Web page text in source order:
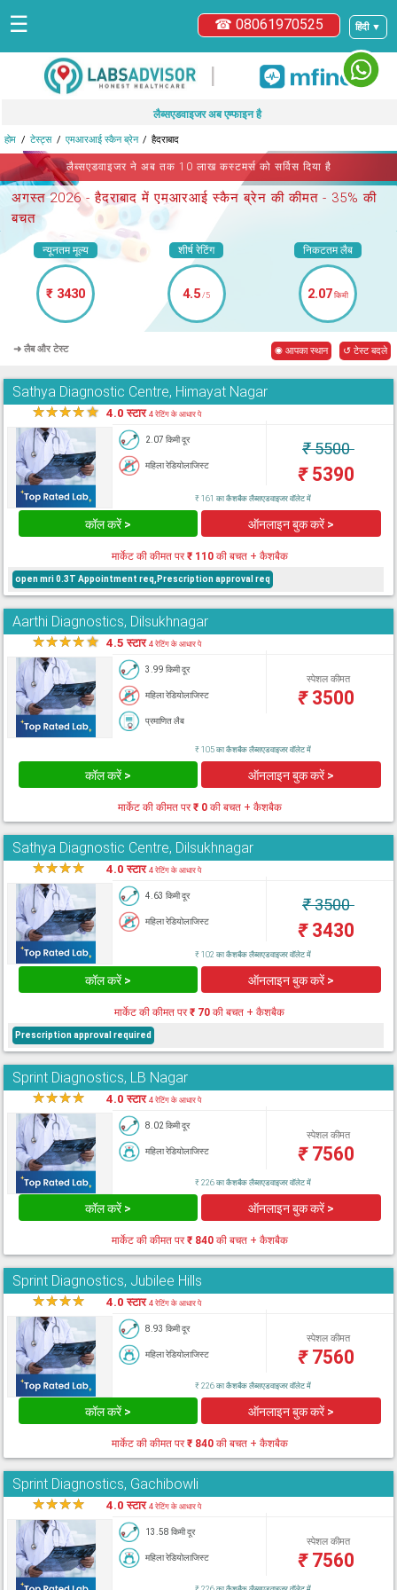
हिंदी ▼
☎ 08061970525
☰
|
लैब्सएडवाइजर अब एम्फाइन है
होम टेस्ट्स एमआरआई स्कैन ब्रेन हैदराबाद
लैब्सएडवाइजर ने अब तक 10 लाख कस्टमर्स को सर्विस दिया है
अगस्त 2026 -हैदराबाद में एमआरआई स्कैन ब्रेन की कीमत - 35% की
बचत
न्यूनतम मूल्य
₹ 3430
शीर्ष रेटिंग
4.5/5
निकटतम लैब
2.07 किमी
➜ लैब और टेस्ट ◉ आपका स्थान ↺ टेस्ट बदले
Sathya Diagnostic Centre, Himayat Nagar
★★★★★ 4.0 स्टार4 रेटिंग के आधार पे
2.07 किमी दूर
महिला रेडियोलाजिस्ट
₹5500
₹5390
₹ 161 का कैशबैक लैब्सएडवाइजर वॉलेट में
कॉल करें > ऑनलाइन बुक करें >
मार्केट की कीमत पर₹ 110की बचत + कैशबैक
open mri 0.3T Appointment req,Prescription approval req
Aarthi Diagnostics, Dilsukhnagar
★★★★★ 4.5 स्टार4 रेटिंग के आधार पे
3.99 किमी दूर
महिला रेडियोलाजिस्ट
प्रमाणित लैब
स्पेशल कीमत
₹3500
₹ 105 का कैशबैक लैब्सएडवाइजर वॉलेट में
कॉल करें > ऑनलाइन बुक करें >
मार्केट की कीमत पर₹ 0की बचत + कैशबैक
Sathya Diagnostic Centre, Dilsukhnagar
★★★★ 4.0 स्टार4 रेटिंग के आधार पे
4.63 किमी दूर
महिला रेडियोलाजिस्ट
₹3500
₹3430
₹ 102 का कैशबैक लैब्सएडवाइजर वॉलेट में
कॉल करें > ऑनलाइन बुक करें >
मार्केट की कीमत पर₹ 70 की बचत + कैशबैक
Prescription approval required
Sprint Diagnostics, LB Nagar
★★★★ 4.0 स्टार4 रेटिंग के आधार पे
8.02 किमी दूर
महिला रेडियोलाजिस्ट
स्पेशल कीमत
₹7560
₹ 226 का कैशबैक लैब्सएडवाइजर वॉलेट में
कॉल करें > ऑनलाइन बुक करें >
मार्केट की कीमत पर₹ 840की बचत + कैशबैक
Sprint Diagnostics, Jubilee Hills
★★★★ 4.0 स्टार4 रेटिंग के आधार पे
8.93 किमी दूर
महिला रेडियोलाजिस्ट
स्पेशल कीमत
₹7560
₹ 226 का कैशबैक लैब्सएडवाइजर वॉलेट में
कॉल करें > ऑनलाइन बुक करें >
मार्केट की कीमत पर₹ 840की बचत + कैशबैक
Sprint Diagnostics, Gachibowli
★★★★ 4.0 स्टार4 रेटिंग के आधार पे
13.58 किमी दूर
महिला रेडियोलाजिस्ट
स्पेशल कीमत
₹7560